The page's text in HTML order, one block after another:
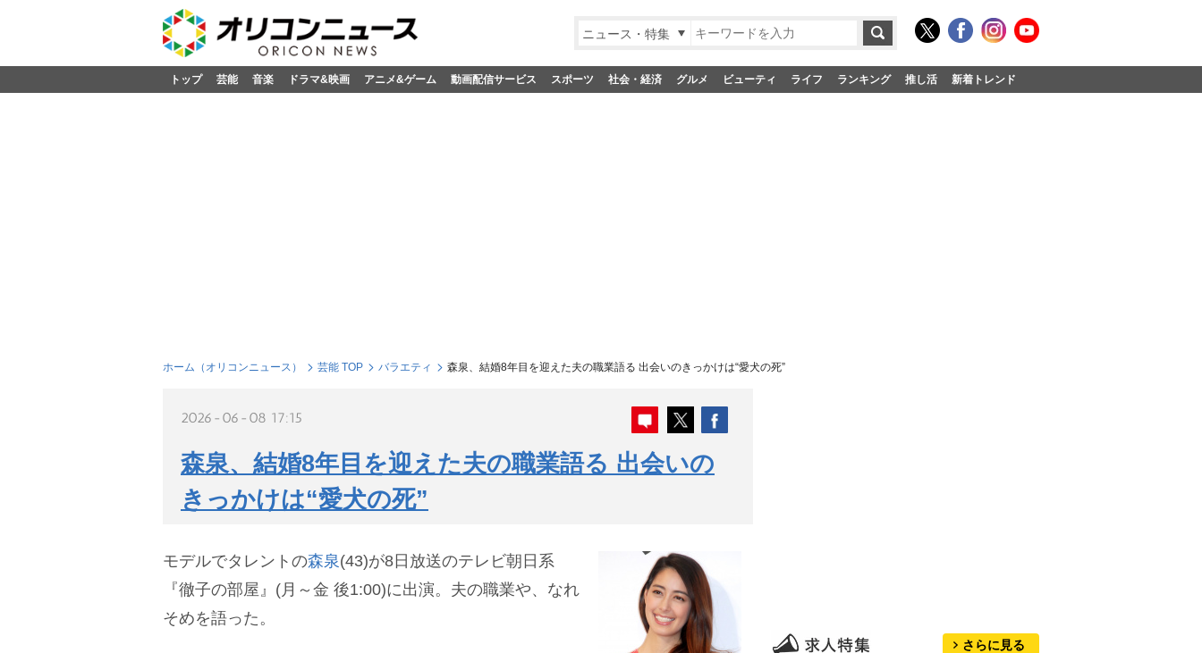
ニュース・特集
トップ 芸能 音楽 ドラマ&映画 アニメ&ゲーム 動画配信サービス スポーツ 社会・経済 グルメ ビューティ ライフ ランキング 推し活 新着トレンド
ホーム（オリコンニュース） 芸能 TOP バラエティ 森泉、結婚8年目を迎えた夫の職業語る 出会いのきっかけは“愛犬の死”
2026-06-08 17:15
森泉、結婚8年目を迎えた夫の職業語る 出会いの
きっかけは“愛犬の死”
モデルでタレントの森泉(43)が8日放送のテレビ朝日系
『徹子の部屋』(月～金 後1:00)に出演。夫の職業や、なれ
そめを語った。
さらに見る